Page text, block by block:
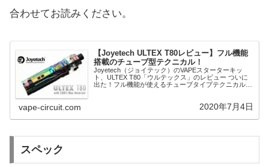
合わせてお読みください。
【Joyetech ULTEX T80レビュー】フル機能
搭載のチューブ型テクニカル！
Joyetech（ジョイテック）のVAPEスターターキッ
ト、ULTEX T80「ウルテックス」のレビュー ついに
出た！フル機能が使えるチューブタイプテクニカル
vape-circuit.com 2020年7月4日
スペック